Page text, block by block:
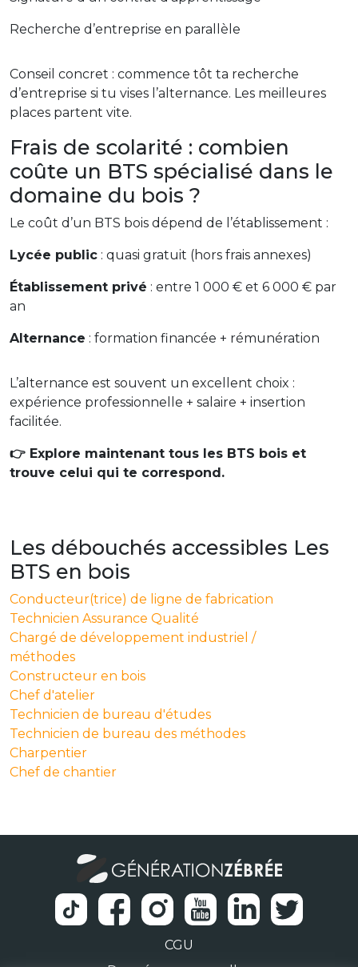
Recherche d’entreprise en parallèle
Conseil concret : commence tôt ta recherche
d’entreprise si tu vises l’alternance. Les meilleures
places partent vite.
Frais de scolarité : combien
coûte un BTS spécialisé dans le
domaine du bois ?
Le coût d’un BTS bois dépend de l’établissement :
Lycée public : quasi gratuit (hors frais annexes)
Établissement privé : entre 1 000 € et 6 000 € par
an
Alternance : formation financée + rémunération
L’alternance est souvent un excellent choix :
expérience professionnelle + salaire + insertion
facilitée.
👉 Explore maintenant tous les BTS bois et
trouve celui qui te correspond.
Les débouchés accessibles Les
BTS en bois
Conducteur(trice) de ligne de fabrication
Technicien Assurance Qualité
Chargé de développement industriel /
méthodes
Constructeur en bois
Chef d'atelier
Technicien de bureau d'études
Technicien de bureau des méthodes
Charpentier
Chef de chantier
CGU